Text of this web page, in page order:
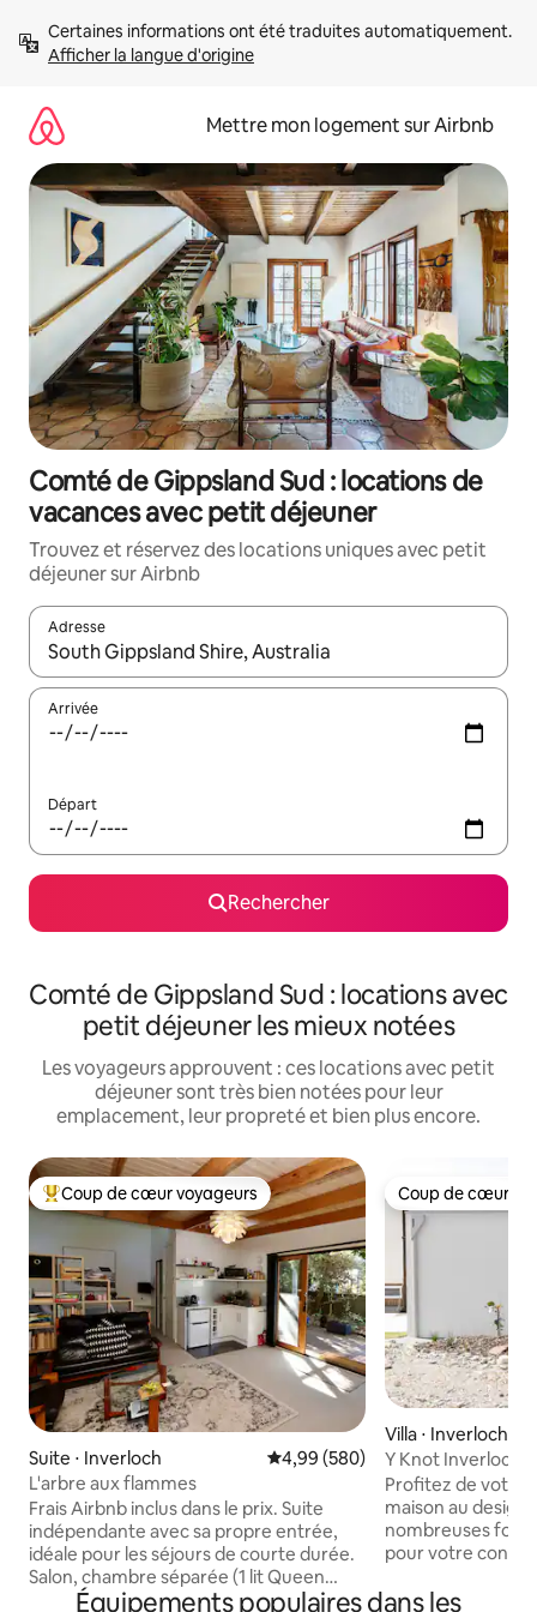
directement
Afficher la langue d'origine
Mettre mon logement sur Airbnb
Comté de Gippsland Sud : locations de
vacances avec petit déjeuner
Trouvez et réservez des locations uniques avec petit
déjeuner sur Airbnb
Adresse
Lorsque les résultats s'affichent, utilisez les flèches vers le
Arrivée
Départ
Rechercher
Comté de Gippsland Sud : locations avec
petit déjeuner les mieux notées
Les voyageurs approuvent : ces locations avec petit
déjeuner sont très bien notées pour leur
emplacement, leur propreté et bien plus encore.
Coups de cœur voyageurs les plus appréciés
Coup de cœur voyageurs
Suite ⋅ Inverloch Évaluation moyenne sur la
4,99 (580)
L'arbre aux flammes
Frais Airbnb inclus dans le prix. Suite
indépendante avec sa propre entrée,
idéale pour les séjours de courte durée.
Salon, chambre séparée (1 lit Queen
Size), salle de bain. Kitchenette avec
Coup de cœur
Coup de cœur
Villa ⋅ Inverloch
Y Knot Inverloch
Profitez de votre
maison au
nombreuses
pour votre
neuve dispose de
Équipements populaires dans les